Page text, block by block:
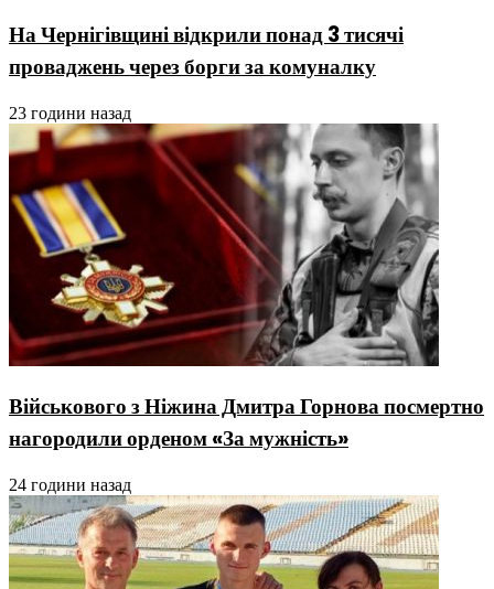
На Чернігівщині відкрили понад 3 тисячі
проваджень через борги за комуналку
23 години назад
Військового з Ніжина Дмитра Горнова посмертно
нагородили орденом «За мужність»
24 години назад